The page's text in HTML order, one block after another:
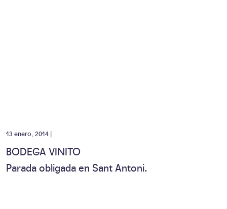
13 enero, 2014 |
BODEGA VINITO
Parada obligada en Sant Antoni.